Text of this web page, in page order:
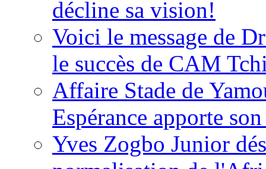
décline sa vision!
Voici le message de
le succès de CAM
Affaire Stade de
Espérance apporte
Yves Zogbo Junior